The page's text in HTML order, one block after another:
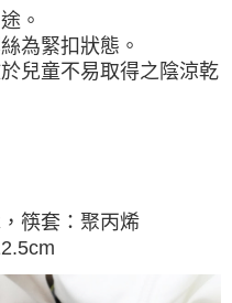
費
費
。
為緊扣狀態。
兒童不易取得之陰涼乾
筷套：聚丙烯